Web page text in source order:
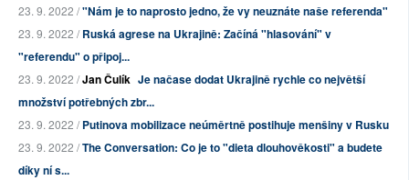
23. 9. 2022 /"Nám je to naprosto jedno, že vy neuznáte naše referenda"
23. 9. 2022 /Ruská agrese na Ukrajině: Začíná "hlasování" v
"referendu" o připoj...
23. 9. 2022 /Jan Čulík Je načase dodat Ukrajině rychle co největší
množství potřebných zbr...
23. 9. 2022 /Putinova mobilizace neúměrtně postihuje menšiny v Rusku
23. 9. 2022 /The Conversation: Co je to "dieta dlouhověkosti" a budete
díky ní s...